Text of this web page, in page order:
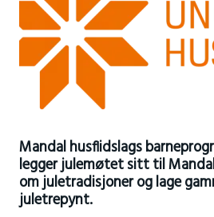
Mandal husflidslags
legger julemøtet sitt til
om juletradisjoner og lage
juletrepynt.